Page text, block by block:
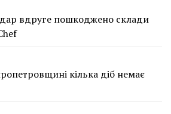
вдруге пошкоджено склади
кілька діб немає